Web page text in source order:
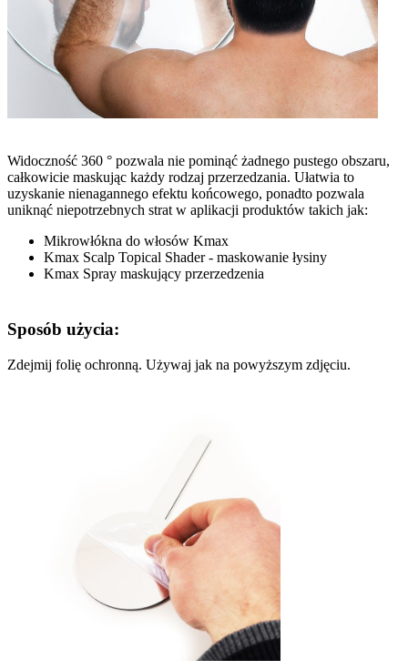
Widoczność 360 ° pozwala nie pominąć żadnego pustego obszaru,
całkowicie maskując każdy rodzaj przerzedzania. Ułatwia to
uzyskanie nienagannego efektu końcowego, ponadto pozwala
uniknąć niepotrzebnych strat w aplikacji produktów takich jak:
Mikrowłókna do włosów Kmax
Kmax Scalp Topical Shader - maskowanie łysiny
Kmax Spray maskujący przerzedzenia
Sposób użycia:
Zdejmij folię ochronną. Używaj jak na powyższym zdjęciu.